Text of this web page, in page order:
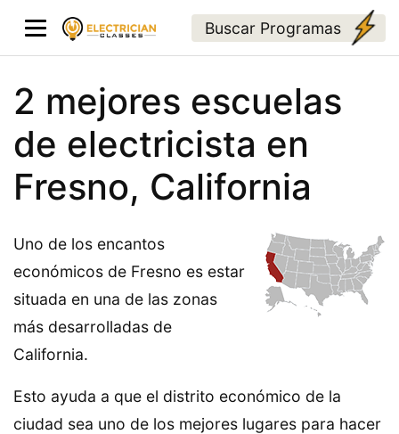
Buscar Programas
2 mejores escuelas
de electricista en
Fresno, California
Uno de los encantos
económicos de Fresno es estar
situada en una de las zonas
más desarrolladas de
California.
Esto ayuda a que el distrito económico de la
ciudad sea uno de los mejores lugares para hacer